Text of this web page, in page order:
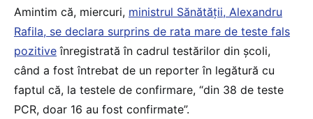
Amintim că, miercuri, ministrul Sănătății, Alexandru
Rafila, se declara surprins de rata mare de teste fals
pozitive înregistrată în cadrul testărilor din școli,
când a fost întrebat de un reporter în legătură cu
faptul că, la testele de confirmare, “din 38 de teste
PCR, doar 16 au fost confirmate”.